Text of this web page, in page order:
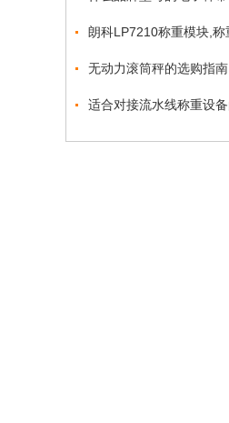
无动力滚筒秤的选购指南